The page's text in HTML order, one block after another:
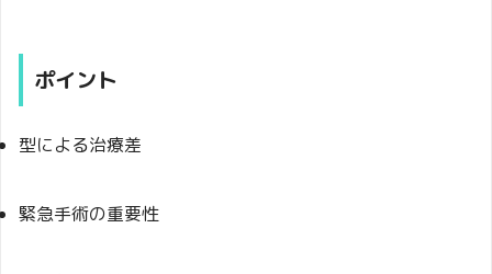
ポイント
型による治療差
緊急手術の重要性